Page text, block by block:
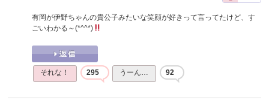
有岡が伊野ちゃんの貴公子みたいな笑顔が好きって言ってたけど、す
ごいわかる～(*^^*)
それな！ 295 うーん… 92